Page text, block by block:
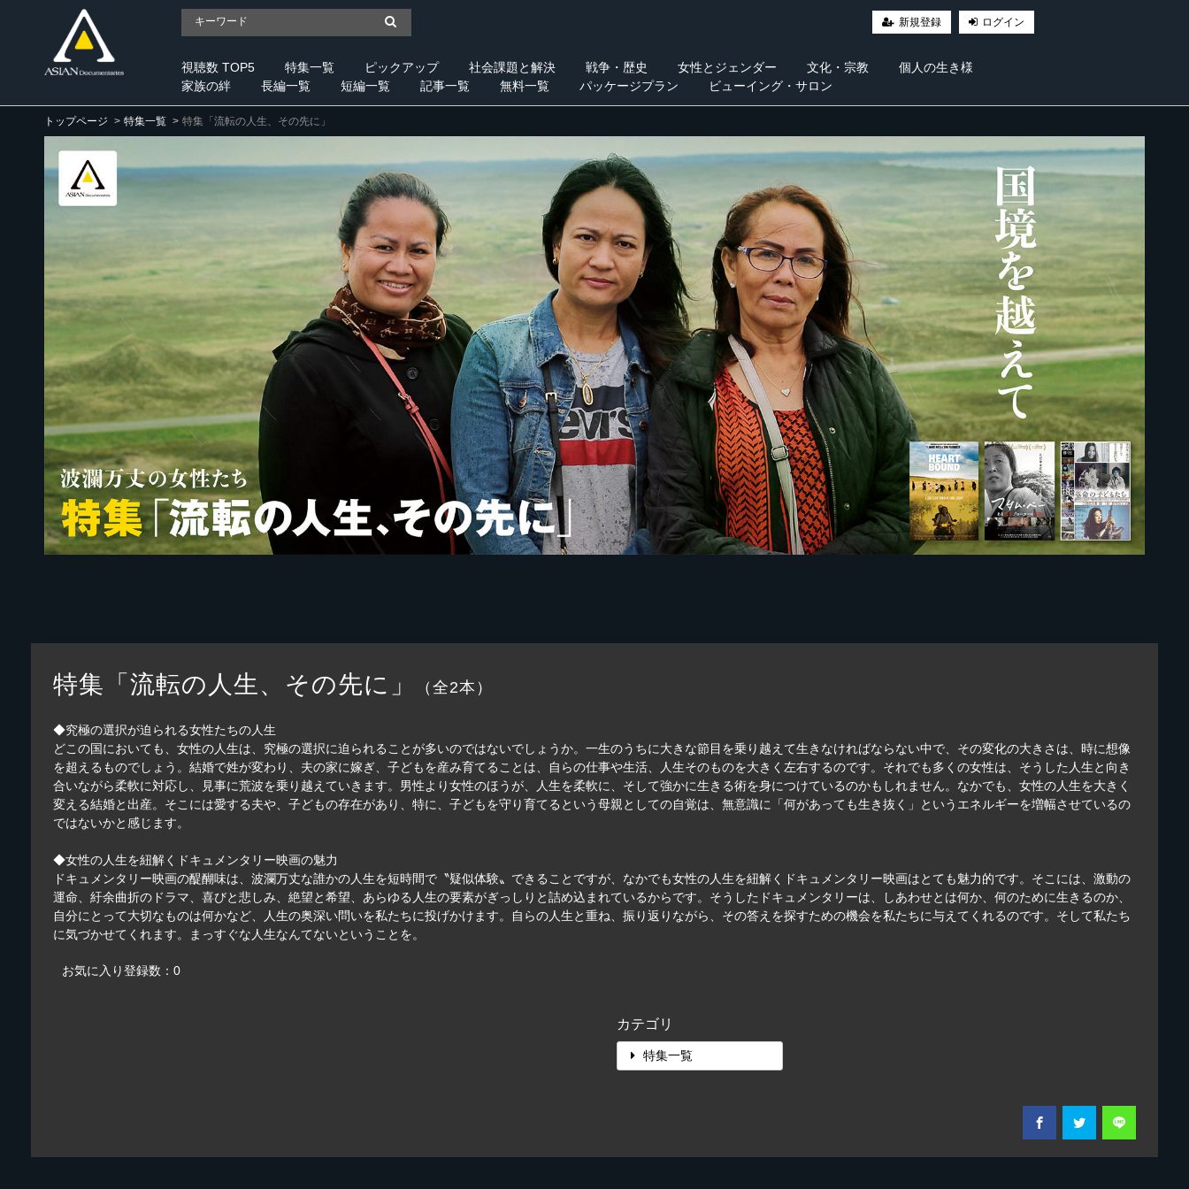
新規登録 ログイン
視聴数 TOP5 特集一覧 ピックアップ 社会課題と解決 戦争・歴史 女性とジェンダー 文化・宗教
個人の生き様
家族の絆
長編一覧 短編一覧 記事一覧 無料一覧 パッケージプラン ビューイング・サロン
トップページ 特集一覧 特集「流転の人生、その先に」
特集「流転の人生、その先に」 （全2本）
◆究極の選択が迫られる女性たちの人生
どこの国においても、女性の人生は、究極の選択に迫られることが多いのではないでしょうか。一生のうちに大きな節目を乗り越えて生きなければならない中で、その変化の大きさは、時に想像
を超えるものでしょう。結婚で姓が変わり、夫の家に嫁ぎ、子どもを産み育てることは、自らの仕事や生活、人生そのものを大きく左右するのです。それでも多くの女性は、そうした人生と向き
合いながら柔軟に対応し、見事に荒波を乗り越えていきます。男性より女性のほうが、人生を柔軟に、そして強かに生きる術を身につけているのかもしれません。なかでも、女性の人生を大きく
変える結婚と出産。そこには愛する夫や、子どもの存在があり、特に、子どもを守り育てるという母親としての自覚は、無意識に「何があっても生き抜く」というエネルギーを増幅させているの
ではないかと感じます。
◆女性の人生を紐解くドキュメンタリー映画の魅力
ドキュメンタリー映画の醍醐味は、波瀾万丈な誰かの人生を短時間で〝疑似体験〟できることですが、なかでも女性の人生を紐解くドキュメンタリー映画はとても魅力的です。そこには、激動の
運命、紆余曲折のドラマ、喜びと悲しみ、絶望と希望、あらゆる人生の要素がぎっしりと詰め込まれているからです。そうしたドキュメンタリーは、しあわせとは何か、何のために生きるのか、
自分にとって大切なものは何かなど、人生の奥深い問いを私たちに投げかけます。自らの人生と重ね、振り返りながら、その答えを探すための機会を私たちに与えてくれるのです。そして私たち
に気づかせてくれます。まっすぐな人生なんてないということを。
お気に入り登録数：0
カテゴリ
特集一覧